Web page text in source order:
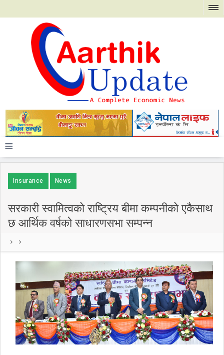
≡
Insurance News
सरकारी स्वामित्वको राष्ट्रिय बीमा कम्पनीको एकैसाथ
छ आर्थिक वर्षको साधारणसभा सम्पन्न